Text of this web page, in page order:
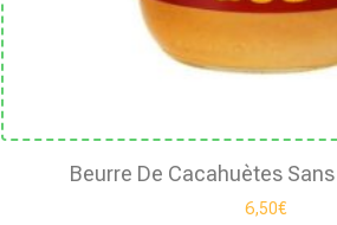
Beurre De Cacahuètes
6,50€